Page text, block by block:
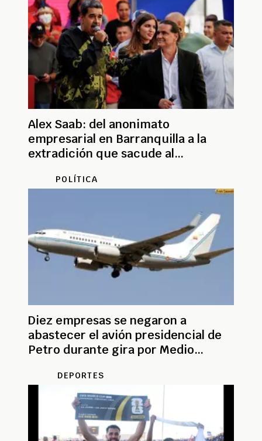
Alex Saab: del anonimato
empresarial en Barranquilla a la
extradición que sacude al
POLÍTICA
Diez empresas se negaron a
abastecer el avión presidencial de
Petro durante gira por Medio
DEPORTES